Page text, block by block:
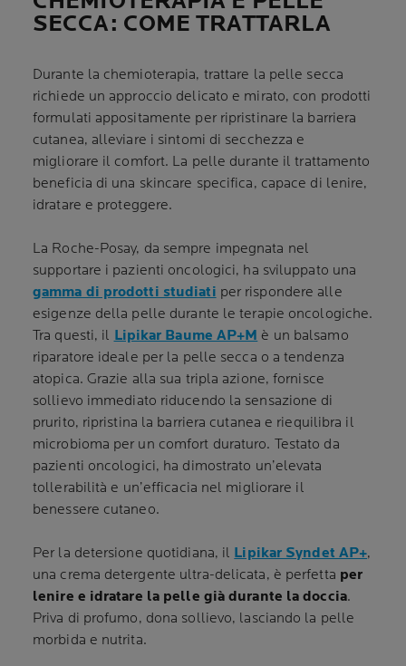
SECCA: COME TRATTARLA
Durante la chemioterapia, trattare la pelle secca
richiede un approccio delicato e mirato, con prodotti
formulati appositamente per ripristinare la barriera
cutanea, alleviare i sintomi di secchezza e
migliorare il comfort. La pelle durante il trattamento
beneficia di una skincare specifica, capace di lenire,
idratare e proteggere.
La Roche-Posay, da sempre impegnata nel
supportare i pazienti oncologici, ha sviluppato una
gamma di prodotti studiati per rispondere alle
esigenze della pelle durante le terapie oncologiche.
Tra questi, il Lipikar Baume AP+M è un balsamo
riparatore ideale per la pelle secca o a tendenza
atopica. Grazie alla sua tripla azione, fornisce
sollievo immediato riducendo la sensazione di
prurito, ripristina la barriera cutanea e riequilibra il
microbioma per un comfort duraturo. Testato da
pazienti oncologici, ha dimostrato un’elevata
tollerabilità e un’efficacia nel migliorare il
benessere cutaneo.
Per la detersione quotidiana, il Lipikar Syndet AP+,
una crema detergente ultra-delicata, è perfetta per
lenire e idratare la pelle già durante la doccia.
Priva di profumo, dona sollievo, lasciando la pelle
morbida e nutrita.